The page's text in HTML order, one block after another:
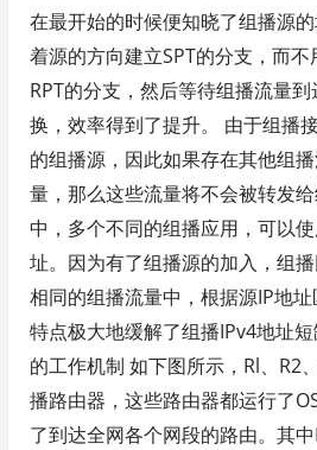
在最开始的时候便知晓了组播源
着源的方向建立SPT的分支，而
RPT的分支，然后等待组播流量
换，效率得到了提升。 由于组播
的组播源，因此如果存在其他组
量，那么这些流量将不会被转发
中，多个不同的组播应用，可以
址。因为有了组播源的加入，组
相同的组播流量中，根据源IP地
特点极大地缓解了组播IPv4地址
的工作机制 如下图所示，Rl、R2
播路由器，这些路由器都运行了
了到达全网各个网段的路由。其